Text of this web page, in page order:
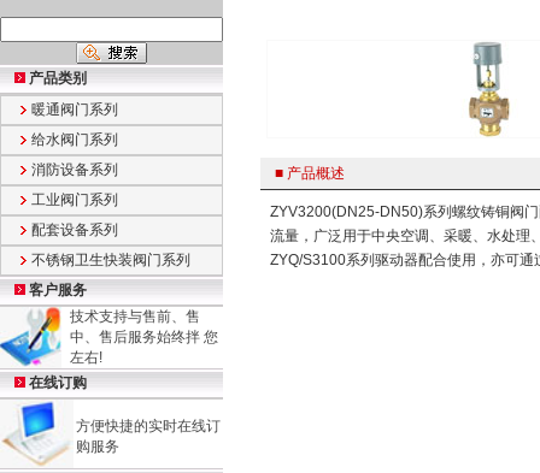
产品类别
暖通阀门系列
给水阀门系列
消防设备系列
工业阀门系列
配套设备系列
不锈钢卫生快装阀门系列
客户服务
技术支持与售前、售
中、售后服务始终拌 您
左右!
在线订购
方便快捷的实时在线订
购服务
■ 产品概述
ZYV3200(DN25-DN50)系列螺纹铸铜阀
流量，广泛用于中央空调、采暖、水处理
ZYQ/S3100系列驱动器配合使用，亦可